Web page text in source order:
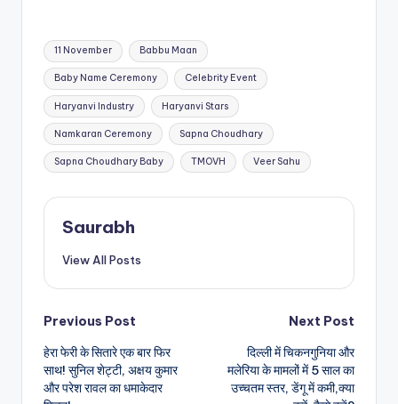
Tags:
11 November Babbu Maan
Baby Name Ceremony Celebrity Event
Haryanvi Industry Haryanvi Stars
Namkaran Ceremony Sapna Choudhary
Sapna Choudhary Baby TMOVH Veer Sahu
Saurabh
View All Posts
Post
navigation
Previous Post
हेरा फेरी के सितारे एक बार फिर
साथ! सुनिल शेट्टी, अक्षय कुमार
और परेश रावल का धमाकेदार
Next Post
दिल्ली में चिकनगुनिया और
मलेरिया के मामलों में 5 साल का
उच्चतम स्तर, डेंगू में कमी,क्या